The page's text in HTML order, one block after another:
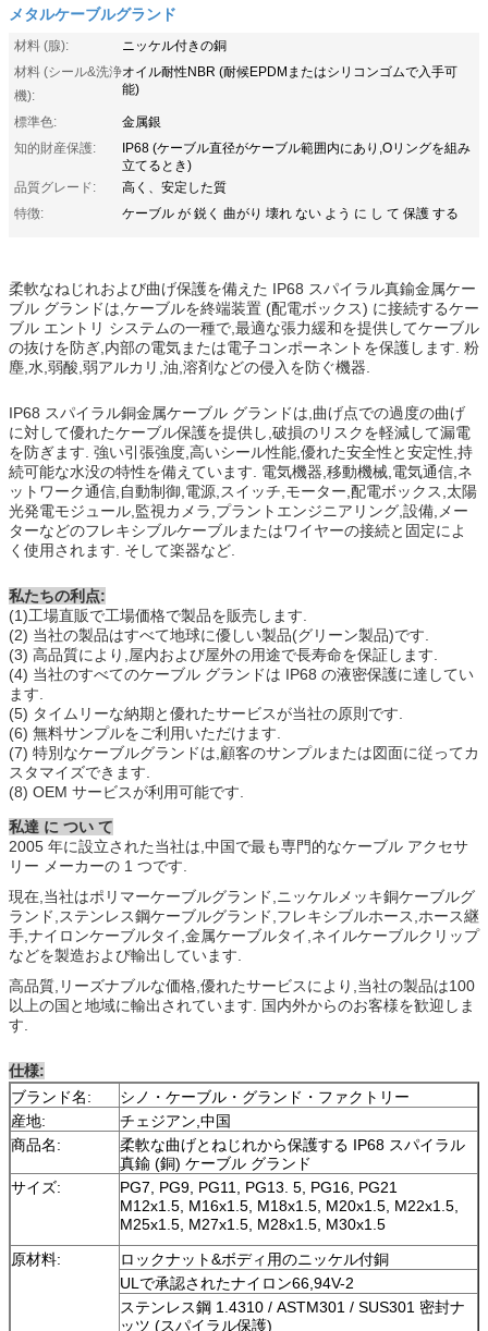
メタルケーブルグランド
材料 (腺):
ニッケル付きの銅
材料 (シール&洗浄
機):
オイル耐性NBR (耐候EPDMまたはシリコンゴムで入手可
能)
標準色:
金属銀
知的財産保護:
IP68 (ケーブル直径がケーブル範囲内にあり,Oリングを組み
立てるとき)
品質グレード:
高く、安定した質
特徴:
ケーブル が 鋭く 曲がり 壊れ ない よう に し て 保護 する
柔軟なねじれおよび曲げ保護を備えた IP68 スパイラル真鍮金属ケー
ブル グランドは,ケーブルを終端装置 (配電ボックス) に接続するケー
ブル エントリ システムの一種で,最適な張力緩和を提供してケーブル
の抜けを防ぎ,内部の電気または電子コンポーネントを保護します. 粉
塵,水,弱酸,弱アルカリ,油,溶剤などの侵入を防ぐ機器.
IP68 スパイラル銅金属ケーブル グランドは,曲げ点での過度の曲げ
に対して優れたケーブル保護を提供し,破損のリスクを軽減して漏電
を防ぎます. 強い引張強度,高いシール性能,優れた安全性と安定性,持
続可能な水没の特性を備えています. 電気機器,移動機械,電気通信,ネ
ットワーク通信,自動制御,電源,スイッチ,モーター,配電ボックス,太陽
光発電モジュール,監視カメラ,プラントエンジニアリング,設備,メー
ターなどのフレキシブルケーブルまたはワイヤーの接続と固定によ
く使用されます. そして楽器など.
私たちの利点:
(1)工場直販で工場価格で製品を販売します.
(2) 当社の製品はすべて地球に優しい製品(グリーン製品)です.
(3) 高品質により,屋内および屋外の用途で長寿命を保証します.
(4) 当社のすべてのケーブル グランドは IP68 の液密保護に達してい
ます.
(5) タイムリーな納期と優れたサービスが当社の原則です.
(6) 無料サンプルをご利用いただけます.
(7) 特別なケーブルグランドは,顧客のサンプルまたは図面に従ってカ
スタマイズできます.
(8) OEM サービスが利用可能です.
私達 に つい て
2005 年に設立された当社は,中国で最も専門的なケーブル アクセサ
リー メーカーの 1 つです.
現在,当社はポリマーケーブルグランド,ニッケルメッキ銅ケーブルグ
ランド,ステンレス鋼ケーブルグランド,フレキシブルホース,ホース継
手,ナイロンケーブルタイ,金属ケーブルタイ,ネイルケーブルクリップ
などを製造および輸出しています.
高品質,リーズナブルな価格,優れたサービスにより,当社の製品は100
以上の国と地域に輸出されています. 国内外からのお客様を歓迎しま
す.
仕様:
ブランド名:
シノ・ケーブル・グランド・ファクトリー
産地:
チェジアン,中国
商品名:
柔軟な曲げとねじれから保護する IP68 スパイラル
真鍮 (銅) ケーブル グランド
サイズ:
PG7, PG9, PG11, PG13. 5, PG16, PG21
M12x1.5, M16x1.5, M18x1.5, M20x1.5, M22x1.5,
M25x1.5, M27x1.5, M28x1.5, M30x1.5
原材料:
ロックナット&ボディ用のニッケル付銅
ULで承認されたナイロン66,94V-2
ステンレス鋼 1.4310 / ASTM301 / SUS301 密封ナ
ッツ (スパイラル保護)